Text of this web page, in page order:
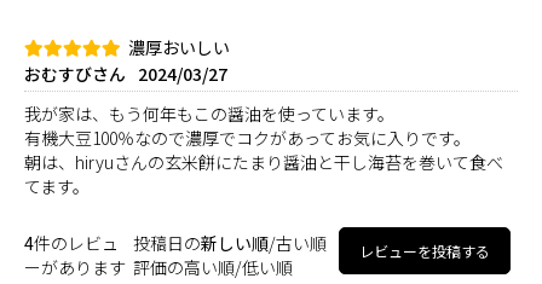
濃厚おいしい
おむすびさん 2024/03/27
我が家は、もう何年もこの醤油を使っています。
有機大豆100％なので濃厚でコクがあってお気に入りです。
朝は、hiryuさんの玄米餅にたまり醤油と干し海苔を巻いて食べ
てます。
4件のレビュ
ーがあります
投稿日の新しい順/古い順
評価の高い順/低い順
レビューを投稿する